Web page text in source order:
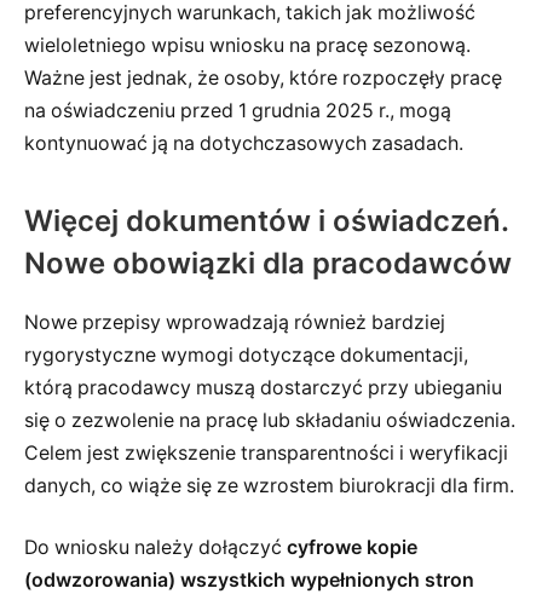
preferencyjnych warunkach, takich jak możliwość
wieloletniego wpisu wniosku na pracę sezonową.
Ważne jest jednak, że osoby, które rozpoczęły pracę
na oświadczeniu przed 1 grudnia 2025 r., mogą
kontynuować ją na dotychczasowych zasadach.
Więcej dokumentów i oświadczeń.
Nowe obowiązki dla pracodawców
Nowe przepisy wprowadzają również bardziej
rygorystyczne wymogi dotyczące dokumentacji,
którą pracodawcy muszą dostarczyć przy ubieganiu
się o zezwolenie na pracę lub składaniu oświadczenia.
Celem jest zwiększenie transparentności i weryfikacji
danych, co wiąże się ze wzrostem biurokracji dla firm.
Do wniosku należy dołączyć cyfrowe kopie
(odwzorowania) wszystkich wypełnionych stron